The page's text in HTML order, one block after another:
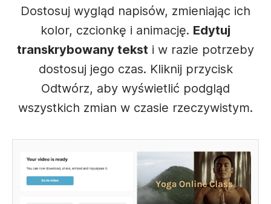
Dostosuj wygląd napisów, zmieniając ich
kolor, czcionkę i animację. Edytuj
transkrybowany tekst i w razie potrzeby
dostosuj jego czas. Kliknij przycisk
Odtwórz, aby wyświetlić podgląd
wszystkich zmian w czasie rzeczywistym.